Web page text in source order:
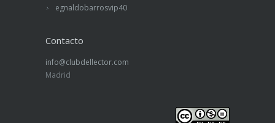
egnaldobarrosvip40
Contacto
info@clubdellector.com
Madrid